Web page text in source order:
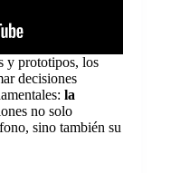
y prototipos, los
decisiones
la
no solo
sino también su